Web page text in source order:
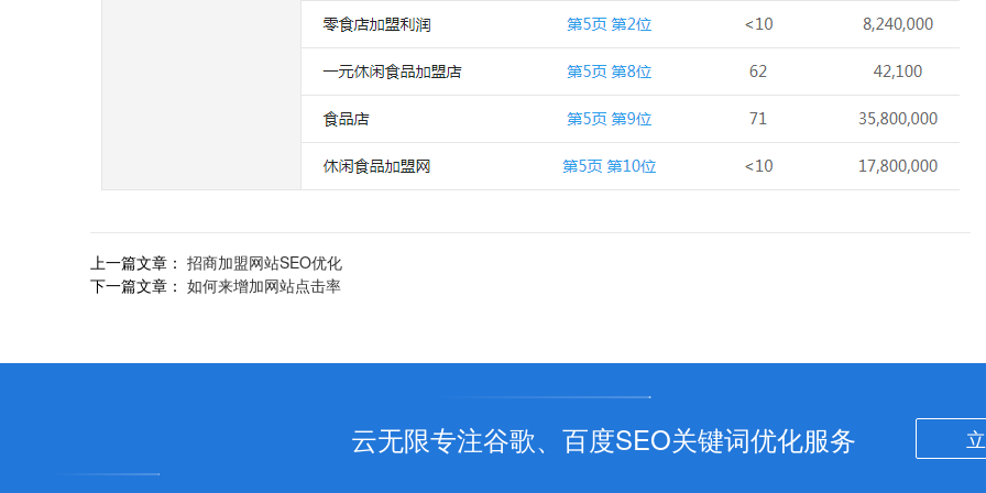
上一篇文章： 招商加盟网站SEO优化
下一篇文章： 如何来增加网站点击率
云无限专注谷歌、百度SEO关键词优化服务